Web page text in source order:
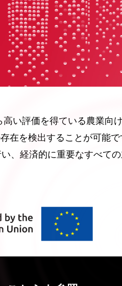
い評価を得ている農業向
を検出することが可能
、経済的に重要なすべ